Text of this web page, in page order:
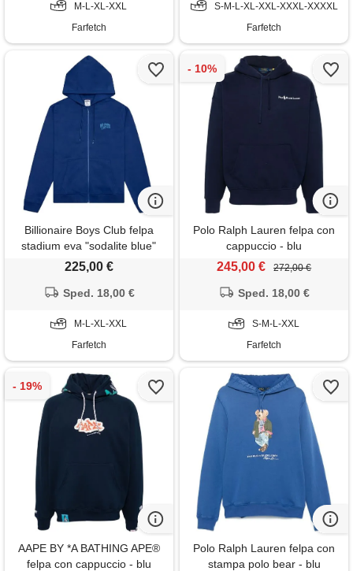
M-L-XL-XXL
Farfetch
S-M-L-XL-XXL-XXXL-XXXXL
Farfetch
Billionaire Boys Club felpa
stadium eva "sodalite blue"
con cappuccio
225,00 €
Sped. 18,00 €
M-L-XL-XXL
Farfetch
Polo Ralph Lauren felpa con
cappuccio - blu
245,00 € 272,00 €
Sped. 18,00 €
S-M-L-XXL
Farfetch
AAPE BY *A BATHING APE®
felpa con cappuccio - blu
Polo Ralph Lauren felpa con
stampa polo bear - blu